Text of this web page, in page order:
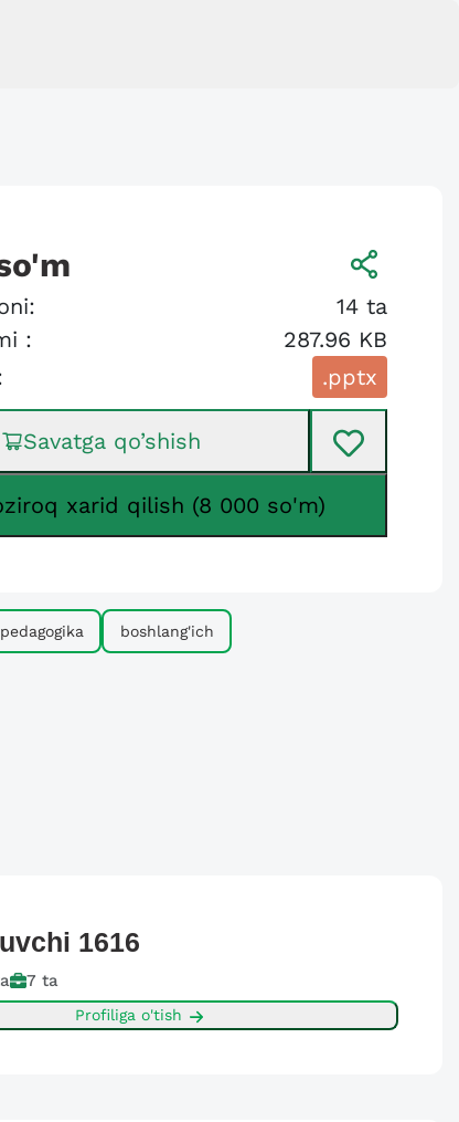
14 ta
:
287.96 KB
.pptx
Savatga qo’shish
xarid qilish (8 000 so'm)
boshlang'ich
1616
7 ta
Profiliga o'tish